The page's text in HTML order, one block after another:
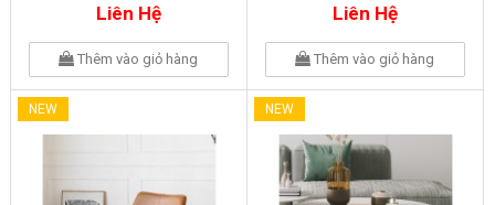
Liên Hệ
Thêm vào giỏ hàng
Liên Hệ
Thêm vào giỏ hàng
NEW NEW